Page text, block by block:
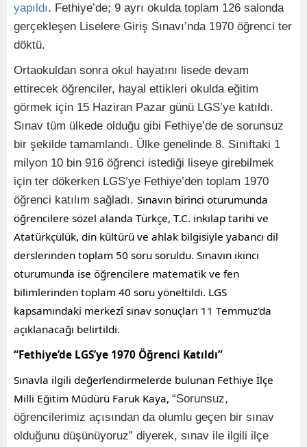
yapıldı. Fethiye’de; 9 ayrı okulda toplam 126 salonda
gerçekleşen Liselere Giriş Sınavı’nda 1970 öğrenci ter
döktü.
Ortaokuldan sonra okul hayatını lisede devam
ettirecek öğrenciler, hayal ettikleri okulda eğitim
görmek için 15 Haziran Pazar günü LGS’ye katıldı.
Sınav tüm ülkede olduğu gibi Fethiye’de de sorunsuz
bir şekilde tamamlandı. Ülke genelinde 8. Sınıftaki 1
milyon 10 bin 916 öğrenci istediği liseye girebilmek
için ter dökerken LGS’ye Fethiye’den toplam 1970
öğrenci katılım sağladı. Sınavın birinci oturumunda
öğrencilere sözel alanda Türkçe, T.C. inkılap tarihi ve
Atatürkçülük, din kültürü ve ahlak bilgisiyle yabancı dil
derslerinden toplam 50 soru soruldu. Sınavın ikinci
oturumunda ise öğrencilere matematik ve fen
bilimlerinden toplam 40 soru yöneltildi. LGS
kapsamındaki merkezî sınav sonuçları 11 Temmuz'da
açıklanacağı belirtildi.
“Fethiye’de LGS’ye 1970 Öğrenci Katıldı”
Sınavla ilgili değerlendirmelerde bulunan Fethiye İlçe
Milli Eğitim Müdürü Faruk Kaya, “Sorunsuz,
öğrencilerimiz açısından da olumlu geçen bir sınav
olduğunu düşünüyoruz” diyerek, sınav ile ilgili ilçe